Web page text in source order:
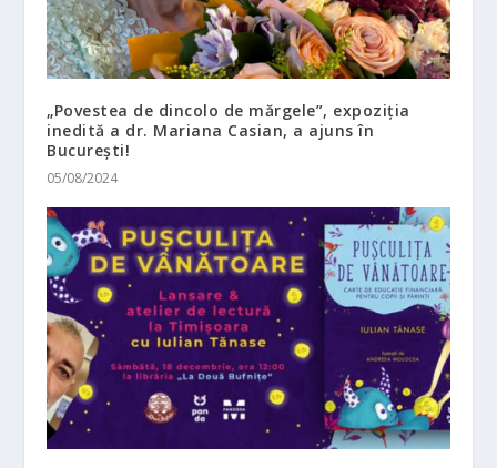
„Povestea de dincolo de mărgele”, expoziția
inedită a dr. Mariana Casian, a ajuns în
București!
05/08/2024